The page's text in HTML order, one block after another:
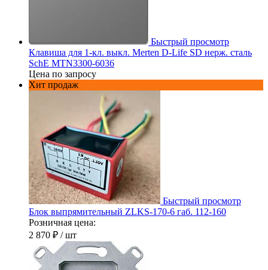
Быстрый просмотр
Клавиша для 1-кл. выкл. Merten D-Life SD нерж. сталь
SchE MTN3300-6036
Цена по запросу
Хит продаж
Быстрый просмотр
Блок выпрямительный ZLKS-170-6 габ. 112-160
Розничная цена:
2 870 ₽ / шт